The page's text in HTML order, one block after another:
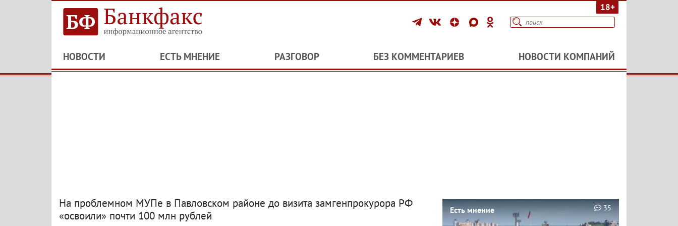
18+
НОВОСТИ ЕСТЬ МНЕНИЕ РАЗГОВОР БЕЗ КОММЕНТАРИЕВ НОВОСТИ КОМПАНИЙ
На проблемном МУПе в Павловском районе до визита замгенпрокурора РФ
«освоили» почти 100 млн рублей
Есть мнение 35